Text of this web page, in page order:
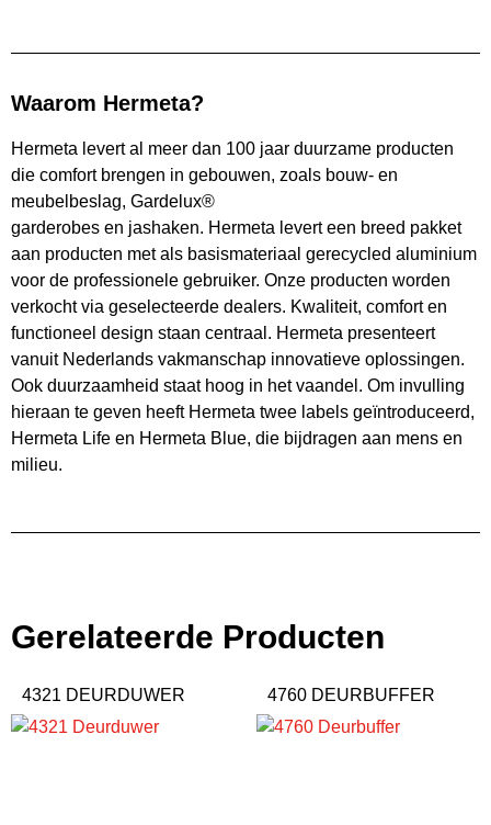
Waarom Hermeta?
Hermeta levert al meer dan 100 jaar duurzame producten
die comfort brengen in gebouwen, zoals bouw- en
meubelbeslag, Gardelux®
garderobes en jashaken. Hermeta levert een breed pakket
aan producten met als basismateriaal gerecycled aluminium
voor de professionele gebruiker. Onze producten worden
verkocht via geselecteerde dealers. Kwaliteit, comfort en
functioneel design staan centraal. Hermeta presenteert
vanuit Nederlands vakmanschap innovatieve oplossingen.
Ook duurzaamheid staat hoog in het vaandel. Om invulling
hieraan te geven heeft Hermeta twee labels geïntroduceerd,
Hermeta Life en Hermeta Blue, die bijdragen aan mens en
milieu.
Gerelateerde Producten
4321 DEURDUWER 4760 DEURBUFFER